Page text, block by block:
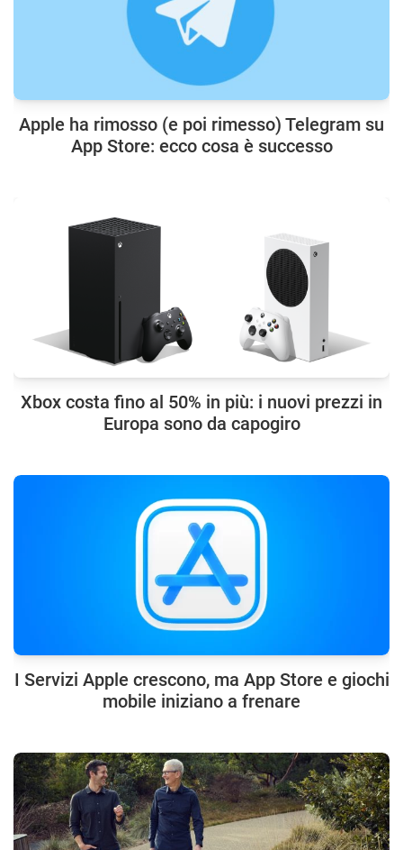
Apple ha rimosso (e poi rimesso) Telegram su
App Store: ecco cosa è successo
Xbox costa fino al 50% in più: i nuovi prezzi in
Europa sono da capogiro
I Servizi Apple crescono, ma App Store e giochi
mobile iniziano a frenare